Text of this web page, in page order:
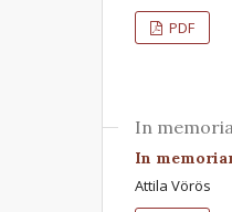
PDF
In
In
Attila Vörös